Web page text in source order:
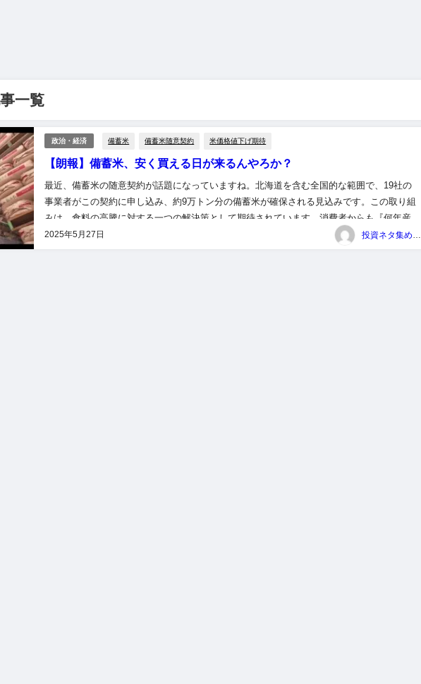
一覧
政治・経済 備蓄米 備蓄米随意契約 米価格値下げ期待
【朗報】備蓄米、安く買える日が来るんやろか？
2025年5月27日
最近、備蓄米の随意契約が話題になっていますね。北海道を含む全国的な範囲で、19社の
事業者がこの契約に申し込み、約9万トン分の備蓄米が確保される見込みです。この取り組
みは、食料の高騰に対する一つの解決策として期待されています。消費者からも『何年産で
も気にしない』という意見が多く、備蓄米がどれだけ価格を下げるのか、興味深い...
投資ネタ集めておいたのだ！管理人